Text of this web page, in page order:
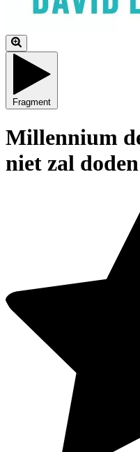
Fragment
Millennium
niet zal doden